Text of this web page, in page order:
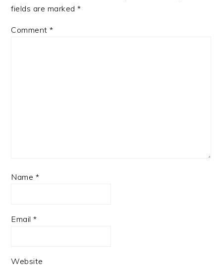
fields are marked*
Comment*
Name *
Email*
Website